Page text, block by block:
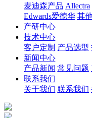
麦迪森产品 Allectra
Edwards爱德华 其
产研中心
技术中心
客户定制 产品选型
新闻中心
产品新闻 常见问题
联系我们
关于我们 联系我们